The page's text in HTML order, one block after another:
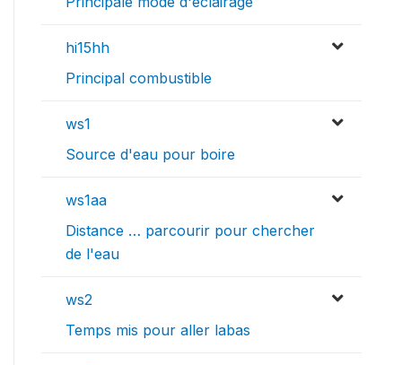
hi15hh
Principal combustible
ws1
Source d'eau pour boire
ws1aa
Distance … parcourir pour chercher
de l'eau
ws2
Temps mis pour aller labas